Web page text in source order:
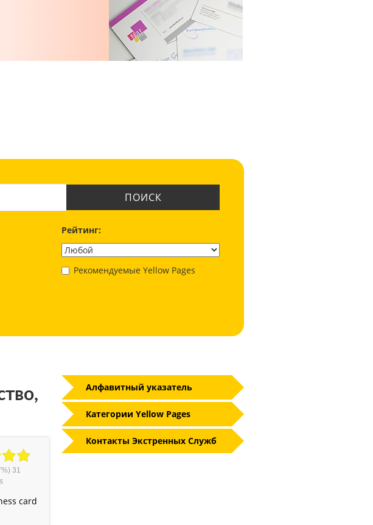
ПОИСК
Рейтинг:
Рекомендуемые Yellow Pages
31
card
Алфавитный указатель
Категории Yellow Pages
Контакты Экстренных Служб